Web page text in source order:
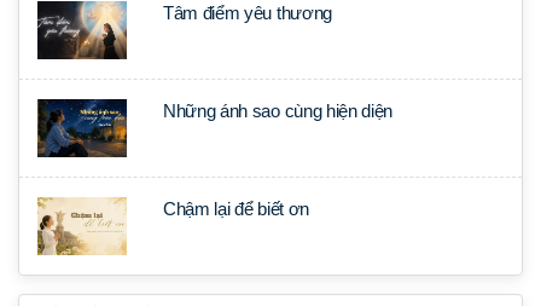
Tâm điểm yêu thương
Những ánh sao cùng hiện diện
Chậm lại để biết ơn